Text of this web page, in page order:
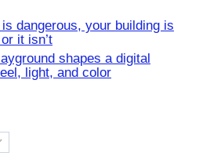
dangerous, your building is
it isn’t
shapes a digital
light, and color